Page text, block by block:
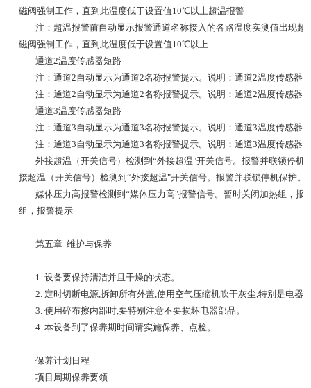
磁阀强制工作，直到此温度低于设置值10℃以上超温报警
注：超温报警前自动显示报警通道名称接入的各路温度实测值出现超
磁阀强制工作，直到此温度低于设置值10℃以上
通道2温度传感器短路
注：通道2自动显示为通道2名称报警提示。说明：通道2温度传感器
注：通道2自动显示为通道2名称报警提示。说明：通道2温度传感器
通道3温度传感器短路
注：通道3自动显示为通道3名称报警提示。说明：通道3温度传感器
注：通道3自动显示为通道3名称报警提示。说明：通道3温度传感器
外接超温（开关信号） 检测到“外接超温"开关信号。报警并联锁停机
接超温（开关信号） 检测到“外接超温"开关信号。报警并联锁停机保护
媒体压力高报警检测到“媒体压力高"报警信号。暂时关闭加热组，报
组，报警提示
第五章 维护与保养
1. 设备要保持清洁并且干燥的状态。
2. 定时切断电源,拆卸所有外盖,使用空气压缩机吹干灰尘,特别是电器
3. 使用碎布擦内部时,要特别注意不要损坏电器部品。
4. 本设备到了保养期时间请实施保养、点检。
保养计划日程
项目 周期保养要领